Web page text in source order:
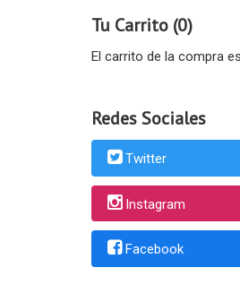
Tu Carrito (0)
El carrito de la compra
Redes Sociales
Twitter
Instagram
Facebook